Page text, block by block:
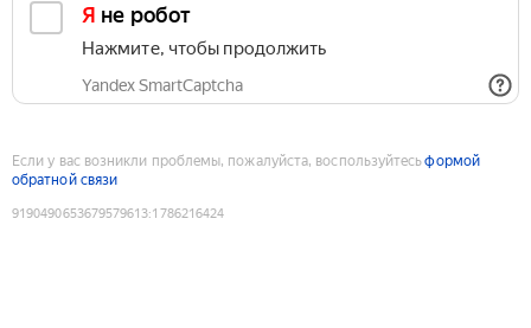
Я не робот
Нажмите, чтобы продолжить
Yandex SmartCaptcha
Если у вас возникли проблемы, пожалуйста, воспользуйтесьформой
обратной связи
9190490653679579613:1786216424